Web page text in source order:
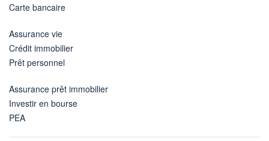
Carte bancaire
Assurance vie
Crédit immobilier
Prêt personnel
Assurance prêt immobilier
Investir en bourse
PEA